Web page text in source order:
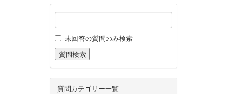
未回答の質問のみ検索
質問カテゴリー一覧